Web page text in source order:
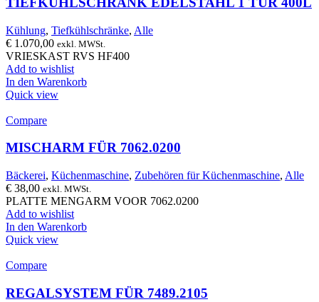
Kühlung, Tiefkühlschränke, Alle
€ 1.070,00 exkl. MWSt.
VRIESKAST RVS HF400
Add to wishlist
In den Warenkorb
Quick view
Compare
MISCHARM FÜR 7062.0200
Bäckerei, Küchenmaschine, Zubehören für Küchenmaschine, Alle
€ 38,00 exkl. MWSt.
PLATTE MENGARM VOOR 7062.0200
Add to wishlist
In den Warenkorb
Quick view
Compare
REGALSYSTEM FÜR 7489.2105